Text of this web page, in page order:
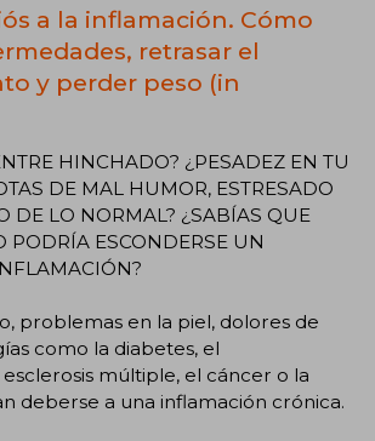
a la inflamación. Cómo
retrasar el
y perder peso (in
HINCHADO? ¿PESADEZ EN TU
DE MAL HUMOR, ESTRESADO
DE LO NORMAL? ¿SABÍAS QUE
PODRÍA ESCONDERSE UN
problemas en la piel, dolores de
como la diabetes, el
múltiple, el cáncer o la
deberse a una inflamación crónica.